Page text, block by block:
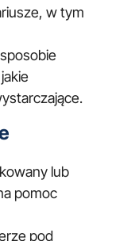
w tym
lub
pomoc
pod